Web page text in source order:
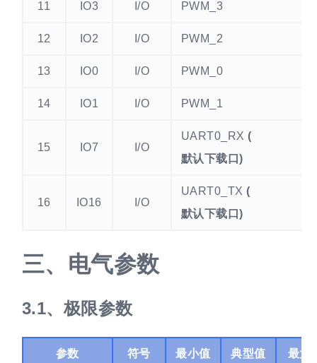
11 IO3 I/O PWM_3
12 IO2 I/O PWM_2
13 IO0 I/O PWM_0
14 IO1 I/O PWM_1
15 IO7 I/O
UART0_RX(
默认下载口)
16 IO16 I/O
UART0_TX(
默认下载口)
电气参数
极限参数
参数 符号 最小值 典型值 最大